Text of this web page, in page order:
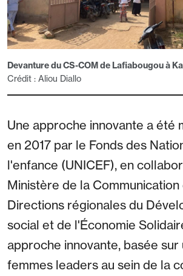
Devanture du CS-COM de Lafiabougou à
Crédit : Aliou Diallo
Une approche innovante a été
en 2017 par le Fonds des
l'enfance (UNICEF), en
Ministère de la
Directions régionales du
social et de l'Économie
approche innovante, basée
femmes leaders au sein de la